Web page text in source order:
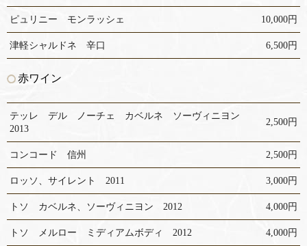
ピュリニー モンラッシェ 10,000円
津軽シャルドネ 辛口 6,500円
赤ワイン
テッレ デル ノーチェ カベルネ ソーヴィニヨン
2013
2,500円
コンコード 信州 2,500円
ロッソ、サイレント 2011 3,000円
トソ カベルネ、ソーヴィニヨン 2012 4,000円
トソ メルロー ミディアムボディ 2012 4,000円